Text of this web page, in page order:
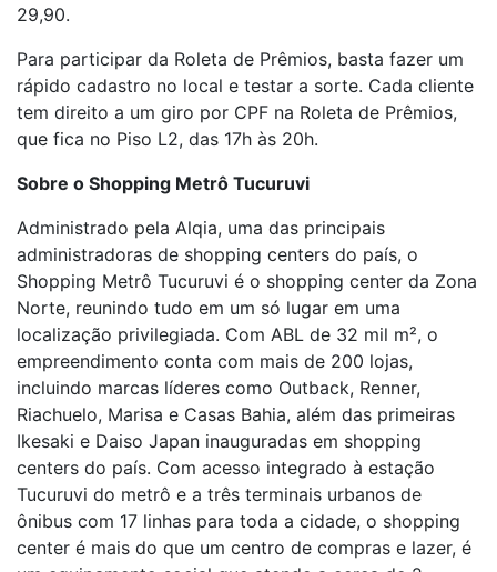
29,90.
Para participar da Roleta de Prêmios, basta fazer um
rápido cadastro no local e testar a sorte. Cada cliente
tem direito a um giro por CPF na Roleta de Prêmios,
que fica no Piso L2, das 17h às 20h.
Sobre o Shopping Metrô Tucuruvi
Administrado pela Alqia, uma das principais
administradoras de shopping centers do país, o
Shopping Metrô Tucuruvi é o shopping center da Zona
Norte, reunindo tudo em um só lugar em uma
localização privilegiada. Com ABL de 32 mil m², o
empreendimento conta com mais de 200 lojas,
incluindo marcas líderes como Outback, Renner,
Riachuelo, Marisa e Casas Bahia, além das primeiras
Ikesaki e Daiso Japan inauguradas em shopping
centers do país. Com acesso integrado à estação
Tucuruvi do metrô e a três terminais urbanos de
ônibus com 17 linhas para toda a cidade, o shopping
center é mais do que um centro de compras e lazer, é